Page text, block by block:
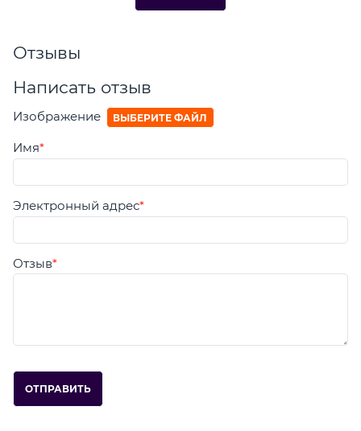
Отзывы
Написать отзыв
Изображение ВЫБЕРИТЕ ФАЙЛ
Имя
Электронный адрес
Отзыв